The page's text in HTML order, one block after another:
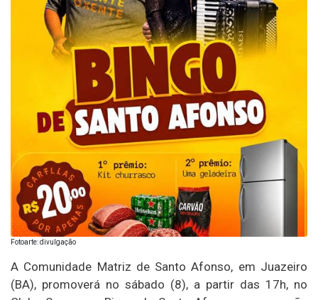
Fotoarte: divulgação
A Comunidade Matriz de Santo Afonso, em Juazeiro
(BA), promoverá no sábado (8), a partir das 17h, no